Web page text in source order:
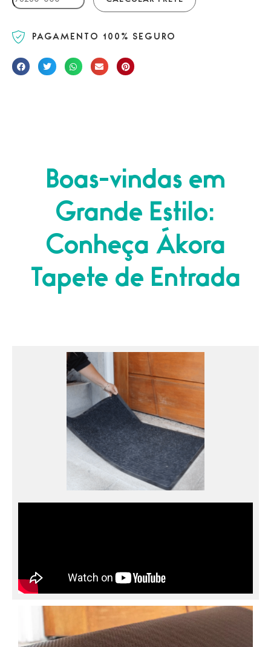
PAGAMENTO 100% SEGURO
Boas-vindas em
Grande Estilo:
Conheça Ákora
Tapete de Entrada